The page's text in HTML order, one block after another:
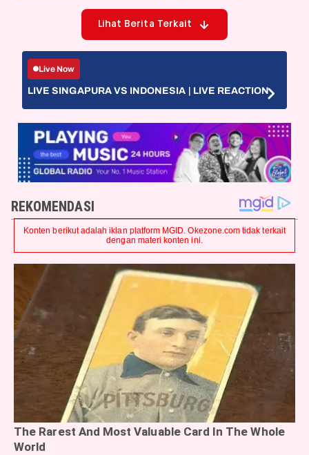
Lihat Berita Terkait
Live Now
LIVE SINGAPURA VS INDONESIA | LIVE REACTION